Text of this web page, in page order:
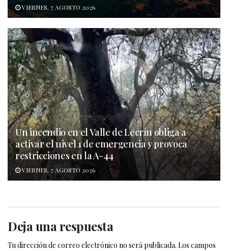
VIERNES, 7 AGOSTO 2026
Un incendio en el Valle de Lecrín obliga a
activar el nivel 1 de emergencia y provoca
restricciones en la A-44
VIERNES, 7 AGOSTO 2026
Deja una respuesta
Tu dirección de correo electrónico no será publicada. Los campos